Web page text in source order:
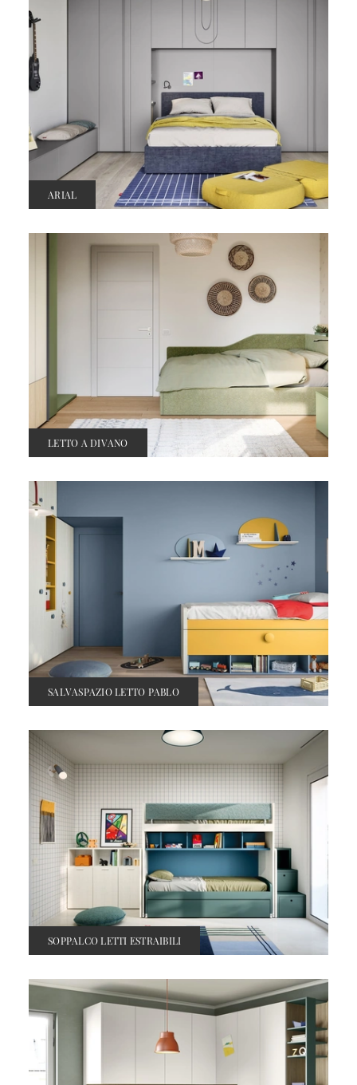
ARIAL
LETTO A DIVANO
SALVASPAZIO LETTO PABLO
SOPPALCO LETTI ESTRAIBILI